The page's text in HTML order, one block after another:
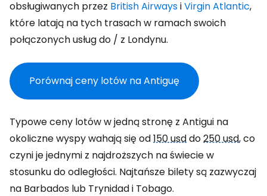
obsługiwanych przez British AirwaysiVirgin Atlantic,
które latają na tych trasach w ramach swoich
połączonych usług do / z Londynu.
Porównaj ceny lotów na Antiguę
Typowe ceny lotów w jedną stronę z Antigui na
okoliczne wyspy wahają się od150 usddo250 usd, co
czyni je jednymi z najdroższych na świecie w
stosunku do odległości. Najtańsze bilety są zazwyczaj
na Barbados lub Trynidad i Tobago.